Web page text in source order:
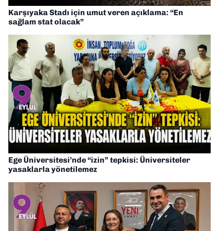
Karşıyaka Stadı için umut veren açıklama: “En
sağlam stat olacak”
Ege Üniversitesi’nde “izin” tepkisi: Üniversiteler
yasaklarla yönetilemez